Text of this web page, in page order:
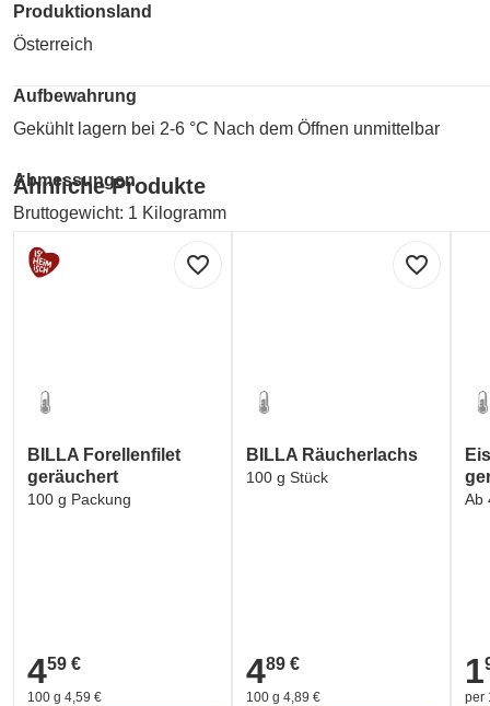
Produktionsland
Österreich
Aufbewahrung
Gekühlt lagern bei 2-6 °C Nach dem Öffnen unmittelbar
Abmessungen
Bruttogewicht: 1 Kilogramm
Kontakt
Postfach 2000, A-2355 Wr. Neudorf
info@janatuerlich.at
+43 2236 600 6950
Ähnliche Produkte
favorite_border
BILLA Forellenfilet
geräuchert
100 g Packung
4,59 €
459 €
100 g 4,59 €
favorite_border
BILLA Räucherlachs
100 g Stück
4,89 €
489 €
100 g 4,89 €
Ab
1
per